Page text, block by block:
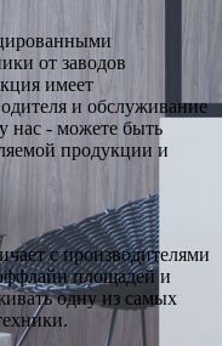
от заводов
имеет
и обслуживание
нас - можете быть
продукции и
с производителями
площадей и
одну из самых